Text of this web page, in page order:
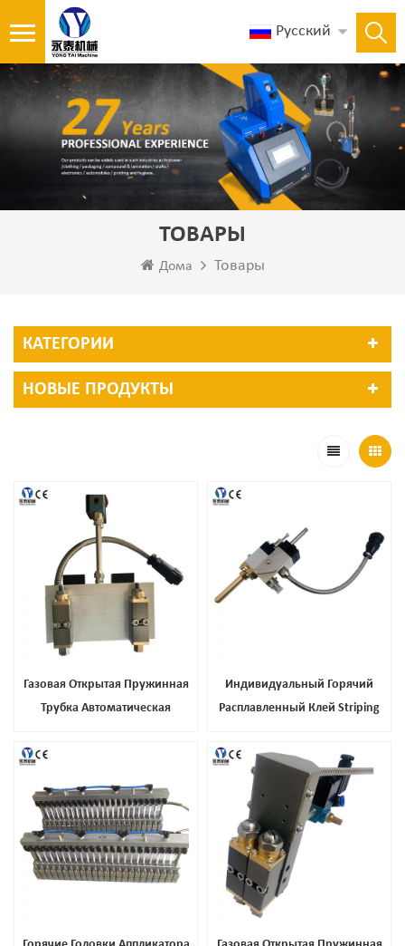
Русский
ТОВАРЫ
Дома Товары
КАТЕГОРИИ
НОВЫЕ ПРОДУКТЫ
Газовая Открытая Пружинная
Трубка Автоматическая
Цена Высокая Тепловая
Индивидуальный Горячий
Расплавленный Клей Striping